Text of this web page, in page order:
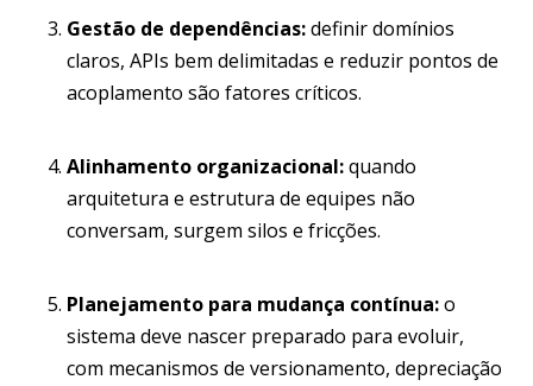
Gestão de dependências:definir domínios
claros, APIs bem delimitadas e reduzir pontos de
acoplamento são fatores críticos.
Alinhamento organizacional:quando
arquitetura e estrutura de equipes não
conversam, surgem silos e fricções.
Planejamento para mudança contínua:o
sistema deve nascer preparado para evoluir,
com mecanismos de versionamento, depreciação